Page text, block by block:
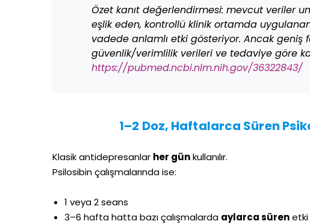
Özet kanıt değerlendirmesi: mevcut veriler
eşlik eden, kontrollü klinik ortamda
vadede anlamlı etki gösteriyor. Ancak geniş
güvenlik/verimlilik verileri ve tedaviye göre
https://pubmed.ncbi.nlm.nih.gov/36322843/
1–2 Doz, Haftalarca Süren
Klasik antidepresanlar her günkullanılır.
Psilosibin çalışmalarında ise:
1 veya 2 seans
3–6 hafta hatta bazı çalışmalarda aylarca sürenetki